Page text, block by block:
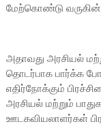
மேற்கொண்டு
அதாவது அரசியல்
தொடர்பாக பார்க்க
எதிர்நோக்கும்
அரசியல் மற்றும்
ஊடகவியலாளர்கள்